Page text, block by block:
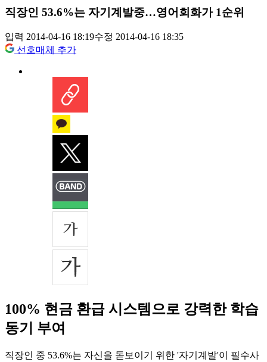
직장인 53.6%는 자기계발중…영어회화가 1순위
입력 2014-04-16 18:19수정 2014-04-16 18:35
선호매체 추가
100% 현금 환급 시스템으로 강력한 학습
동기 부여
직장인 중 53.6%는 자신을 돋보이기 위한 '자기계발'이 필수사